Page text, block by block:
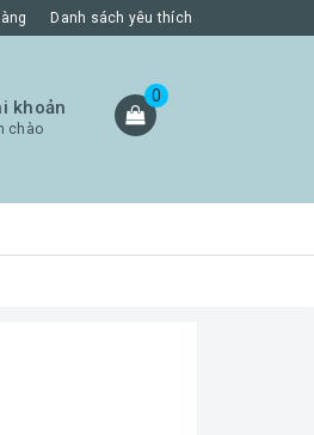
Danh sách yêu thích
khoản
chào
0